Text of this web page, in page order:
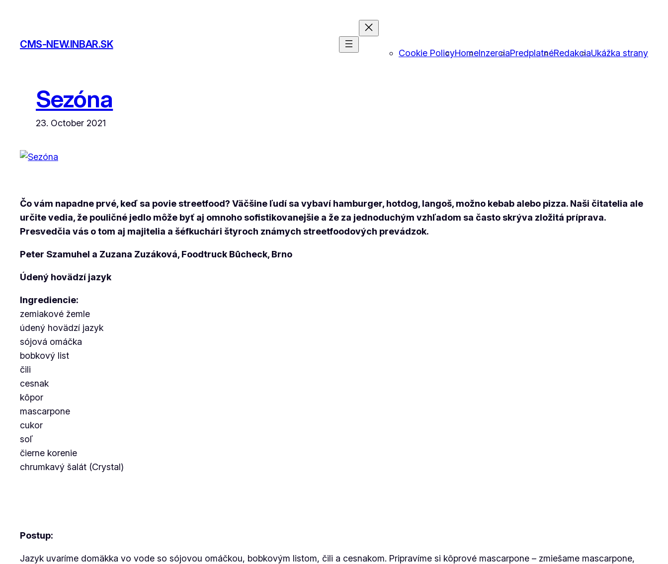
content
CMS-NEW.INBAR.SK
Cookie PolicyHomeInzerciaPredplatnéRedakciaUkážka strany
Sezóna
23. October 2021
Čo vám napadne prvé, keď sa povie streetfood? Väčšine ľudí sa vybaví hamburger, hotdog, langoš, možno kebab alebo pizza. Naši čitatelia ale
určite vedia, že pouličné jedlo môže byť aj omnoho sofistikovanejšie a že za jednoduchým vzhľadom sa často skrýva zložitá príprava.
Presvedčia vás o tom aj majitelia a šéfkuchári štyroch známych streetfoodových prevádzok.
Peter Szamuhel a Zuzana Zuzáková, Foodtruck Būcheck, Brno
Údený hovädzí jazyk
Ingrediencie:
zemiakové žemle
údený hovädzí jazyk
sójová omáčka
bobkový list
čili
cesnak
kôpor
mascarpone
cukor
soľ
čierne korenie
chrumkavý šalát (Crystal)
Postup:
Jazyk uvaríme domäkka vo vode so sójovou omáčkou, bobkovým listom, čili a cesnakom. Pripravíme si kôprové mascarpone – zmiešame mascarpone,